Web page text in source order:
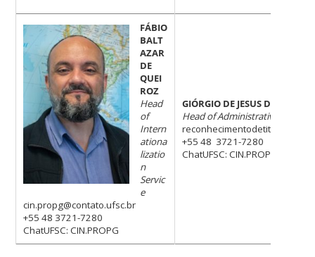
FÁBIO
BALT
AZAR
DE
QUEI
ROZ
Head
of
Intern
ationa
lizatio
n
Servic
e
cin.propg@contato.ufsc.br
+55 48 3721-7280
ChatUFSC: CIN.PROPG
GIÓRGIO DE JESUS DA PAIXÃO
Head of Administrative
+55 48 3721-7280
ChatUFSC: CIN.PROPG